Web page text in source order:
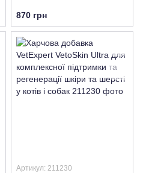
870 грн
Артикул: 211230